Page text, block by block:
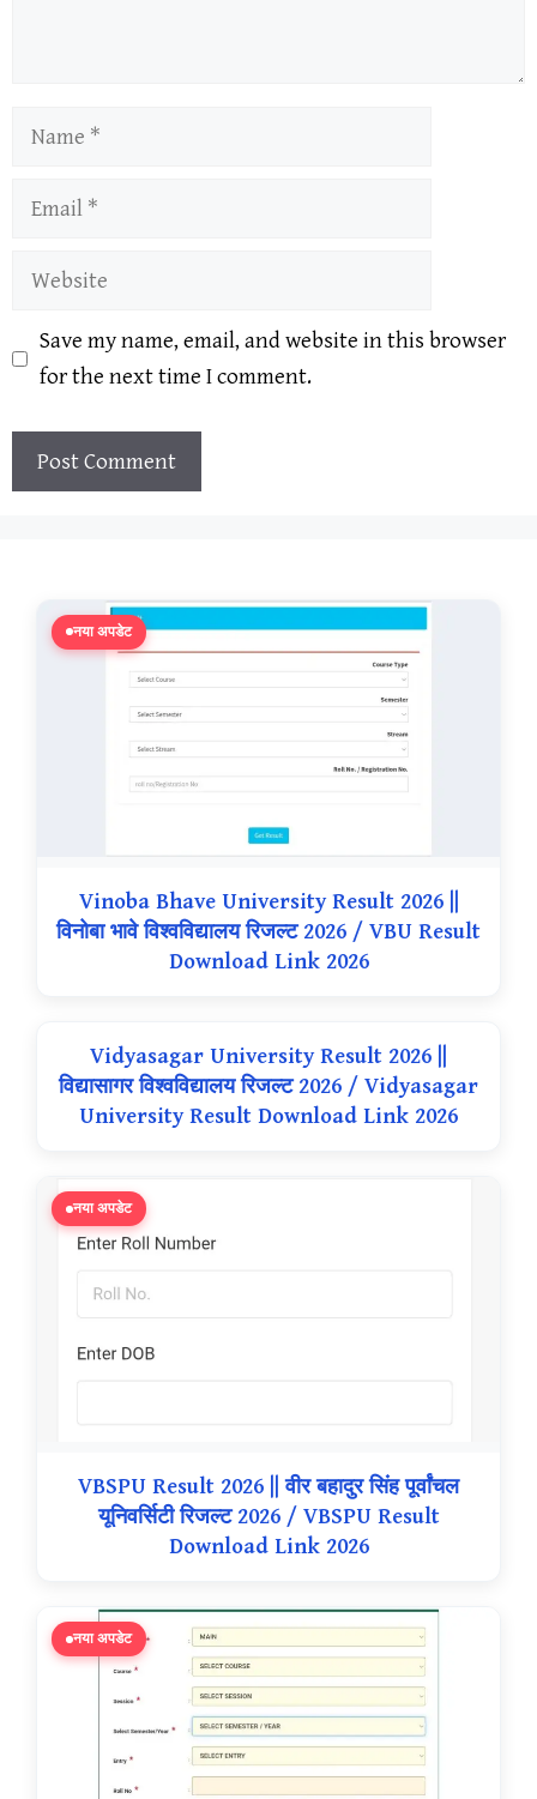
Name
Email
Website
Save my name, email, and website in this browser
for the next time I comment.
नया अपडेट
Vinoba Bhave University Result 2026 ||
विनोबा भावे विश्वविद्यालय रिजल्ट 2026 / VBU Result
Download Link 2026
Vidyasagar University Result 2026 ||
विद्यासागर विश्वविद्यालय रिजल्ट 2026 / Vidyasagar
University Result Download Link 2026
नया अपडेट
VBSPU Result 2026 || वीर बहादुर सिंह पूर्वांचल
यूनिवर्सिटी रिजल्ट 2026 / VBSPU Result
Download Link 2026
नया अपडेट